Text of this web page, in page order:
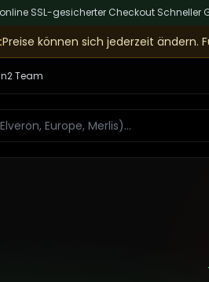
| SSL-gesicherter Checkout| Schneller
:Preise können sich jederzeit ändern.
Team